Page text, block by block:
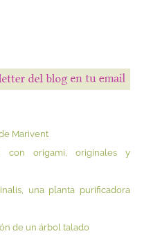
Marivent
con origami, originales y
una planta purificadora
de un árbol talado